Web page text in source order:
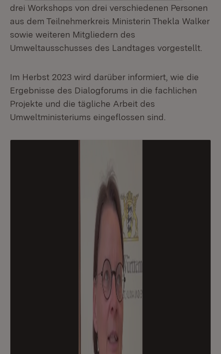
drei Workshops von drei verschiedenen Personen
aus dem Teilnehmerkreis Ministerin Thekla Walker
sowie weiteren Mitgliedern des
Umweltausschusses des Landtages vorgestellt.
Im Herbst 2023 wird darüber informiert, wie die
Ergebnisse des Dialogforums in die fachlichen
Projekte und die tägliche Arbeit des
Umweltministeriums eingeflossen sind.